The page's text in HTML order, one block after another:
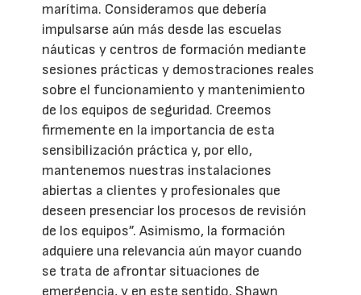
marítima. Consideramos que debería
impulsarse aún más desde las escuelas
náuticas y centros de formación mediante
sesiones prácticas y demostraciones reales
sobre el funcionamiento y mantenimiento
de los equipos de seguridad. Creemos
firmemente en la importancia de esta
sensibilización práctica y, por ello,
mantenemos nuestras instalaciones
abiertas a clientes y profesionales que
deseen presenciar los procesos de revisión
de los equipos”. Asimismo, la formación
adquiere una relevancia aún mayor cuando
se trata de afrontar situaciones de